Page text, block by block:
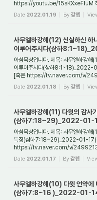
https://youtu.be/15sKXxeFluM 하
진실만을 말...
Date 2022.01.19 By갈렙
사무엘하강해(12) 신실하신 하
이루어주시다(삼하
아침묵상입니다. 제목: 사무엘하강해
이루어주시다(삼하
[혹은 https://tv.naver.com/v/
전쟁에서 승리할 수 ...
Date 2022.01.18 By갈렙
사무엘하강해(11) 다윗의 감사
(삼하7:18~29)_2022-01-
아침묵상입니다. 제목: 사무엘하강해
특징(삼하7:18~29)_2022-01-
https://tv.naver.com/v/
어떻게 되어서 하나님께...
Date 2022.01.17 By갈렙
사무엘하강해(10) 다윗 언약에
(삼하7:8~16 )_2022-01-